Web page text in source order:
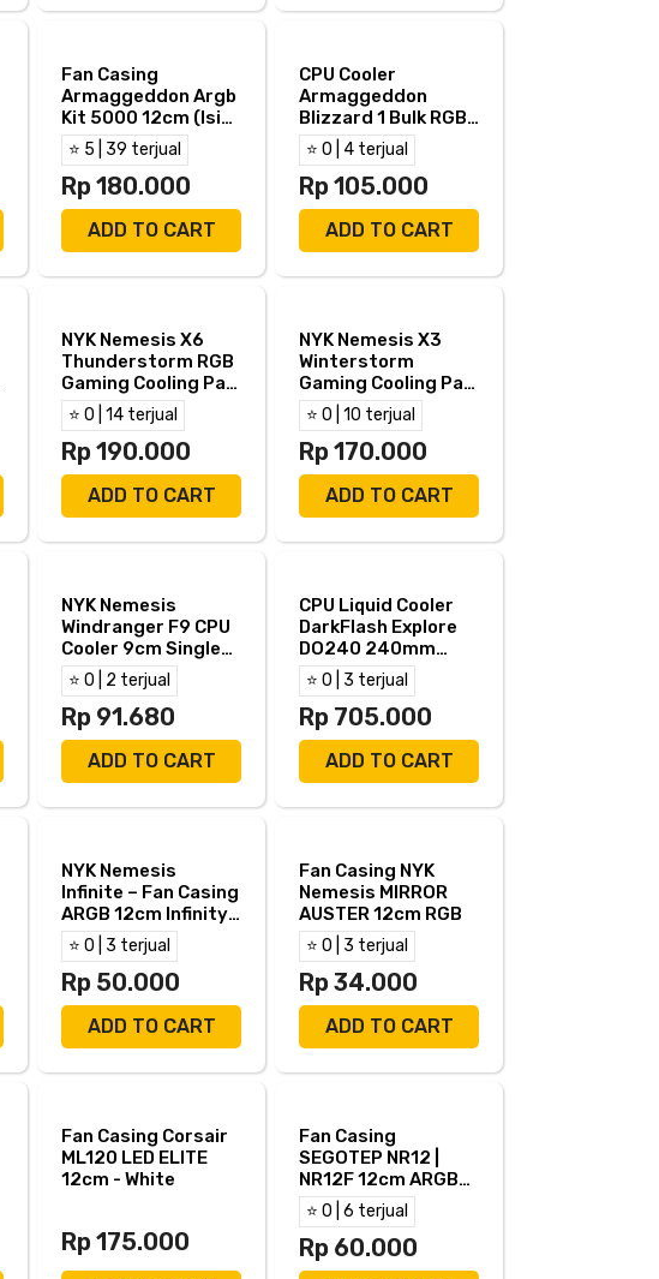
Fan Casing
Armaggeddon Argb
Kit 5000 12cm (Isi
4x Fan)
⭐ 5 | 39 terjual
Rp 180.000
ADD TO CART
CPU Cooler
Armaggeddon
Blizzard 1 Bulk RGB
90mm Fan 2 Heat
Pipes
⭐ 0 | 4 terjual
Rp 105.000
ADD TO CART
NYK Nemesis X6
Thunderstorm RGB
Gaming Cooling Pad
for 18"
⭐ 0 | 14 terjual
Rp 190.000
ADD TO CART
NYK Nemesis X3
Winterstorm
Gaming Cooling Pad
for 16"
⭐ 0 | 10 terjual
Rp 170.000
ADD TO CART
NYK Nemesis
Windranger F9 CPU
Cooler 9cm Single
Fan RGB
⭐ 0 | 2 terjual
Rp 91.680
ADD TO CART
CPU Liquid Cooler
DarkFlash Explore
DO240 240mm
ARGB - Black
⭐ 0 | 3 terjual
Rp 705.000
ADD TO CART
NYK Nemesis
Infinite – Fan Casing
ARGB 12cm Infinity
Mirror Frame - Black
(FN CAI)
⭐ 0 | 3 terjual
Rp 50.000
ADD TO CART
Fan Casing NYK
Nemesis MIRROR
AUSTER 12cm RGB
⭐ 0 | 3 terjual
Rp 34.000
ADD TO CART
Fan Casing Corsair
ML120 LED ELITE
12cm - White
Rp 175.000
Fan Casing
SEGOTEP NR12 |
NR12F 12cm ARGB
PWM
⭐ 0 | 6 terjual
Rp 60.000